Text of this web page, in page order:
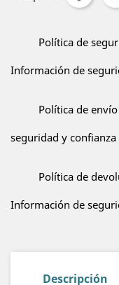
Política de
Información de
Política de
seguridad y
Política de
Información de
Descripción